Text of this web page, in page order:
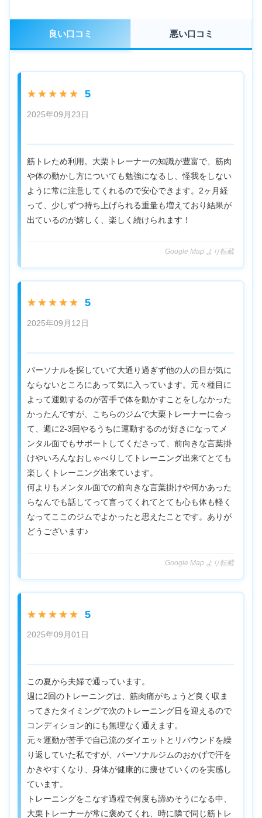
良い口コミ 悪い口コミ
★★★★★ 5
2025年09月23日
筋トレため利用。大栗トレーナーの知識が豊富で、筋肉
や体の動かし方についても勉強になるし、怪我をしない
ように常に注意してくれるので安心できます。2ヶ月経
って、少しずつ持ち上げられる重量も増えており結果が
出ているのが嬉しく、楽しく続けられます！
Google Map より転載
★★★★★ 5
2025年09月12日
パーソナルを探していて大通り過ぎず他の人の目が気に
ならないところにあって気に入っています。元々種目に
よって運動するのが苦手で体を動かすことをしなかった
かったんですが、こちらのジムで大栗トレーナーに会っ
て、週に2-3回やるうちに運動するのが好きになってメ
ンタル面でもサポートしてくださって、前向きな言葉掛
けやいろんなおしゃべりしてトレーニング出来てとても
楽しくトレーニング出来ています。
何よりもメンタル面での前向きな言葉掛けや何かあった
らなんでも話してって言ってくれてとても心も体も軽く
なってここのジムでよかったと思えたことです。ありが
どうございます♪
Google Map より転載
★★★★★ 5
2025年09月01日
この夏から夫婦で通っています。
週に2回のトレーニングは、筋肉痛がちょうど良く収ま
ってきたタイミングで次のトレーニング日を迎えるので
コンディション的にも無理なく通えます。
元々運動が苦手で自己流のダイエットとリバウンドを繰
り返していた私ですが、パーソナルジムのおかげで汗を
かきやすくなり、身体が健康的に痩せていくのを実感し
ています。
トレーニングをこなす過程で何度も諦めそうになる中、
大栗トレーナーが常に褒めてくれ、時に隣で同じ筋トレ